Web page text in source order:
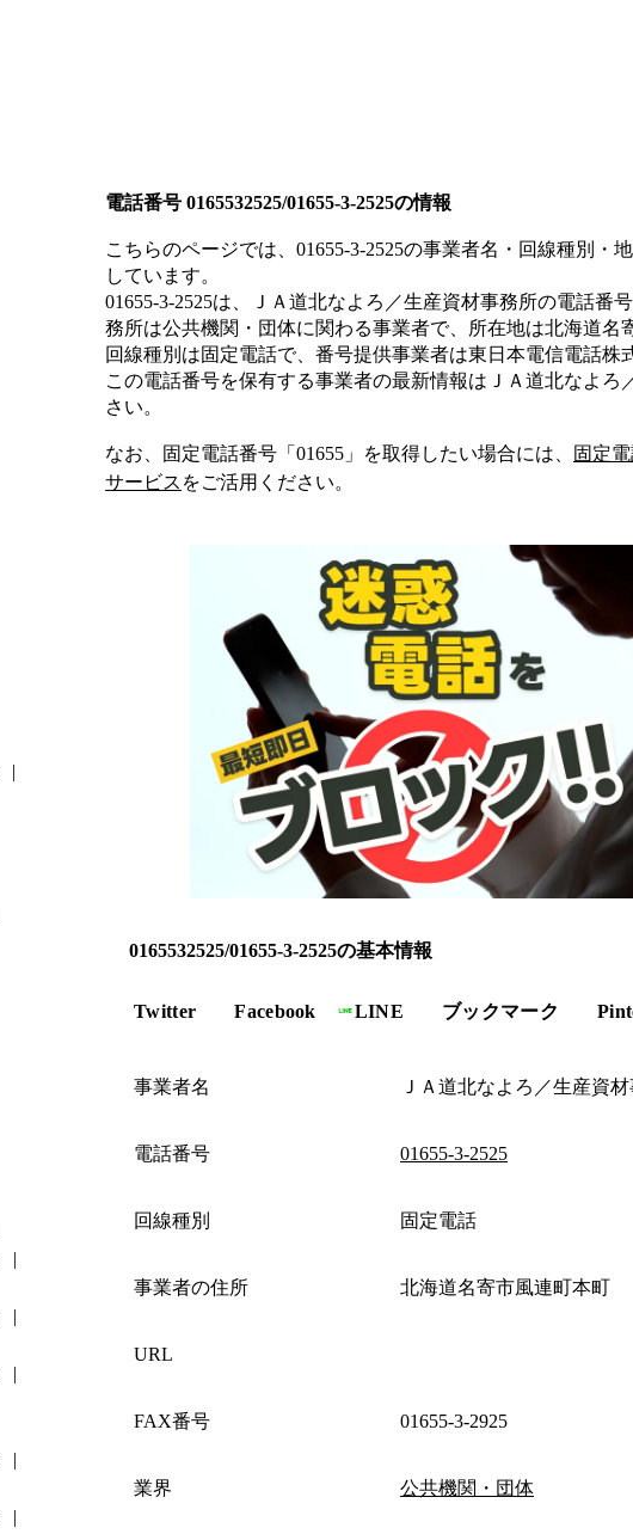
電話番号 0165532525/01655-3-2525の情報
こちらのページでは、 01655-3-2525の事業者名・回線種別・
しています。
01655-3-2525は、 ＪＡ道北なよろ／生産資材事務所の電話番
務所は公共機関・団体に関わる事業者で、所在地は北海道名
回線種別は固定電話で、番号提供事業者は東日本電信電話株
この電話番号を保有する事業者の最新情報は ＪＡ道北なよろ
さい。
なお、固定電話番号「 01655 」を取得したい場合には、
固定
サービス をご活用ください。
0165532525/01655-3-2525の基本情報
Twitter Facebook LINE ブックマーク
事業者名 ＪＡ道北なよろ／生産資
電話番号 01655-3-2525
回線種別 固定電話
事業者の住所 北海道名寄市風連町本町
URL
FAX番号 01655-3-2925
業界 公共機関・団体